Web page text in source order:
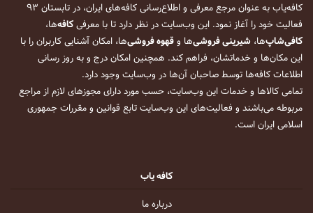
کافه‌یاب به عنوان مرجع معرفی و اطلاع‌رسانی کافه‌های ایران، در تابستان ۹۳
فعالیت خود را آغاز نمود. این وب‌سایت در نظر دارد تا با معرفیکافه‌ها،
کافی‌شاپ‌ها، شیرینی فروشی‌ها وقهوه فروشی‌ها، امکان آشنایی کاربران را با
این مکان‌ها و خدماتشان، فراهم کند. همچنین امکان درج و به روز رسانی
اطلاعات کافه‌ها توسط صاحبان آن‌ها در وب‌سایت وجود دارد.
تمامی کالاها و خدمات این وب‌سایت، حسب مورد دارای مجوزهای لازم از مراجع
مربوطه می‌باشند و فعالیت‌های این وب‌سایت تابع قوانین و مقررات جمهوری
اسلامی ایران است.
کافه یاب
درباره ما